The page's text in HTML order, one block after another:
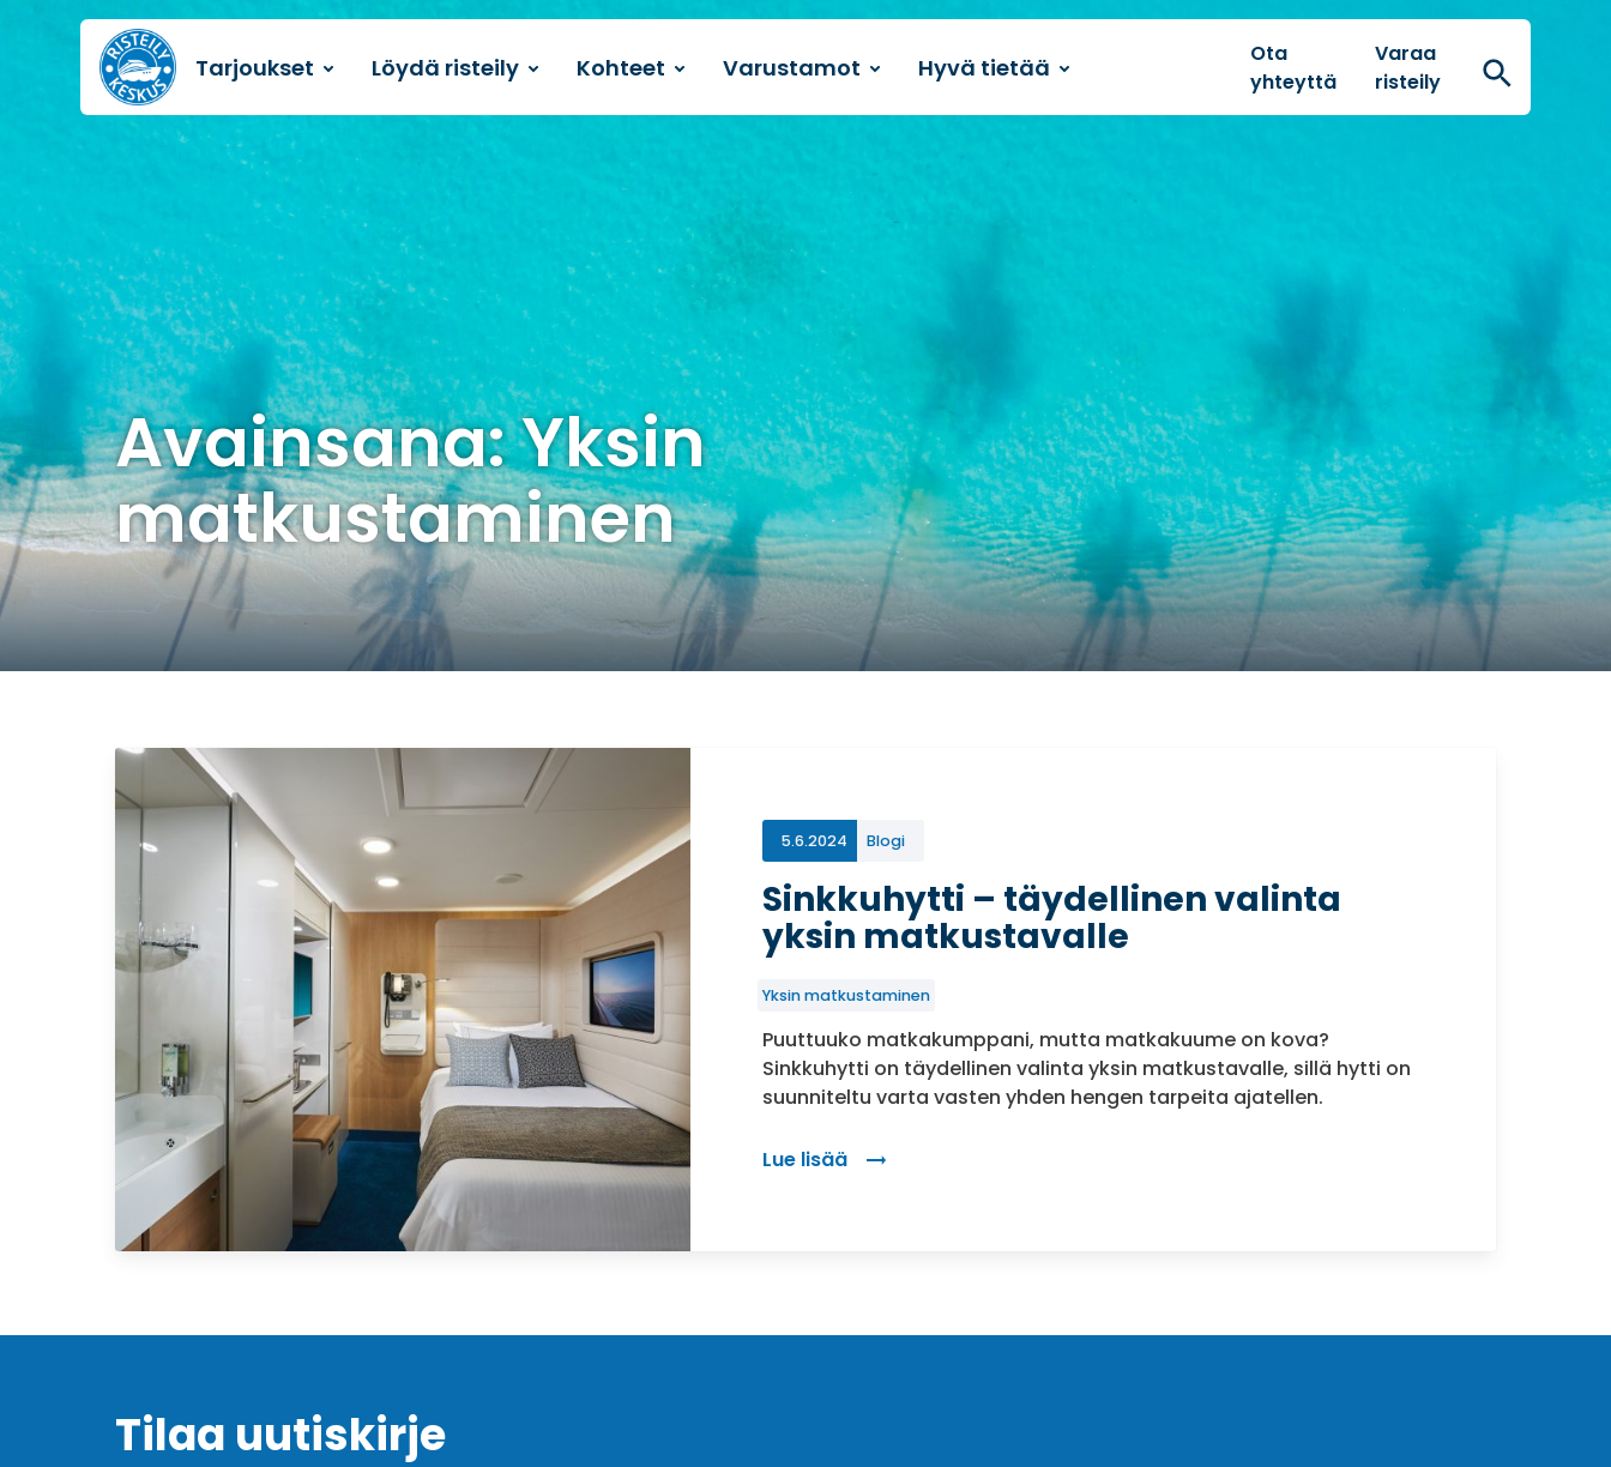
Etusivulle
Tarjoukset Löydä risteily Kohteet Varustamot Hyvä tietää
Ota
yhteyttä
Varaa
risteily
Hae
Avainsana: Yksin
matkustaminen
5.6.2024 Blogi
Sinkkuhytti – täydellinen valinta
yksin matkustavalle
Yksin matkustaminen
Puuttuuko matkakumppani, mutta matkakuume on kova?
Sinkkuhytti on täydellinen valinta yksin matkustavalle, sillä hytti on
suunniteltu varta vasten yhden hengen tarpeita ajatellen.
Lue lisää
: Sinkkuhytti – täydellinen valinta yksin matkustavalle
Tilaa uutiskirje